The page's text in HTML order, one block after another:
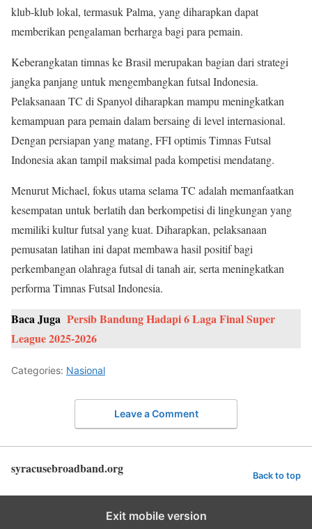
klub-klub lokal, termasuk Palma, yang diharapkan dapat
memberikan pengalaman berharga bagi para pemain.
Keberangkatan timnas ke Brasil merupakan bagian dari strategi
jangka panjang untuk mengembangkan futsal Indonesia.
Pelaksanaan TC di Spanyol diharapkan mampu meningkatkan
kemampuan para pemain dalam bersaing di level internasional.
Dengan persiapan yang matang, FFI optimis Timnas Futsal
Indonesia akan tampil maksimal pada kompetisi mendatang.
Menurut Michael, fokus utama selama TC adalah memanfaatkan
kesempatan untuk berlatih dan berkompetisi di lingkungan yang
memiliki kultur futsal yang kuat. Diharapkan, pelaksanaan
pemusatan latihan ini dapat membawa hasil positif bagi
perkembangan olahraga futsal di tanah air, serta meningkatkan
performa Timnas Futsal Indonesia.
Baca Juga Persib Bandung Hadapi 6 Laga Final Super
League 2025-2026
Categories: Nasional
Leave a Comment
syracusebroadband.org Back to top
Exit mobile version